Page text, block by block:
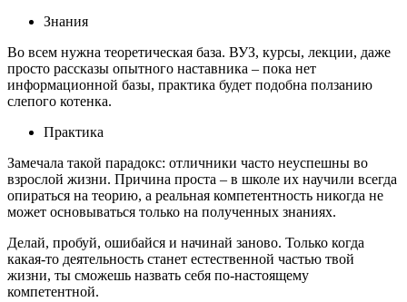
Знания
Во всем нужна теоретическая база. ВУЗ, курсы, лекции, даже
просто рассказы опытного наставника – пока нет
информационной базы, практика будет подобна ползанию
слепого котенка.
Практика
Замечала такой парадокс: отличники часто неуспешны во
взрослой жизни. Причина проста – в школе их научили всегда
опираться на теорию, а реальная компетентность никогда не
может основываться только на полученных знаниях.
Делай, пробуй, ошибайся и начинай заново. Только когда
какая-то деятельность станет естественной частью твой
жизни, ты сможешь назвать себя по-настоящему
компетентной.